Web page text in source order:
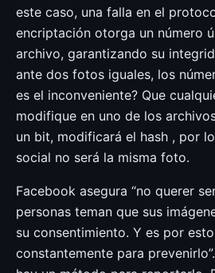
este caso, una falla en el
encriptación otorga un número
archivo, garantizando su
ante dos fotos iguales, los
es el inconveniente? Que
modifique en uno de los
un bit, modificará el hash , por
social no será la misma foto.
Facebook asegura “no querer
personas teman que sus
su consentimiento. Y es por
constantemente para